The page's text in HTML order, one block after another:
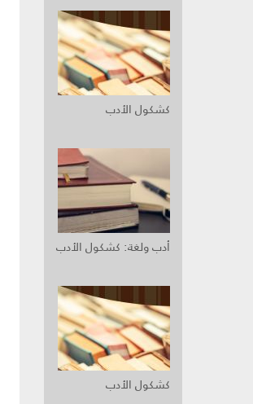
كشكول الأدب
أدب ولغة: كشكول الأدب
كشكول الأدب